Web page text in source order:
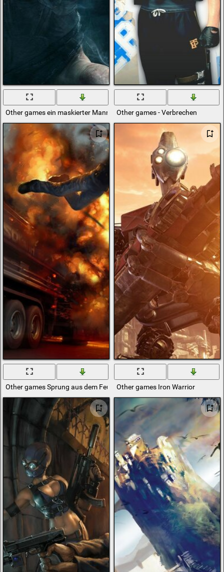
Other games ein maskierter Mann zieht seine Hand zum Bildschirm
Other games - Verbrechen
Other games Sprung aus dem FeuerOther games Iron Warrior